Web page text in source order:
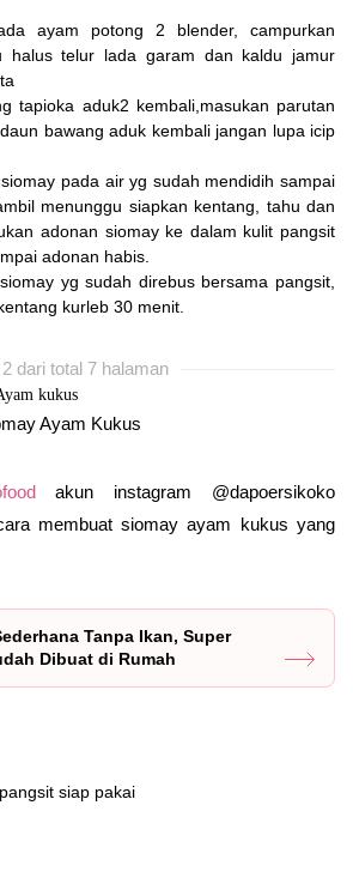
ayam potong 2 blender, campurkan
halus telur lada garam dan kaldu jamur
tapioka aduk2 kembali,masukan parutan
bawang aduk kembali jangan lupa icip
pada air yg sudah mendidih sampai
menunggu siapkan kentang, tahu dan
adonan siomay ke dalam kulit pangsit
adonan habis.
yg sudah direbus bersama pangsit,
kurleb 30 menit.
2 dari total 7 halaman
kukus
akun instagram @dapoersikoko
membuat siomay ayam kukus yang
Tanpa Ikan, Super
Dibuat di Rumah
siap pakai